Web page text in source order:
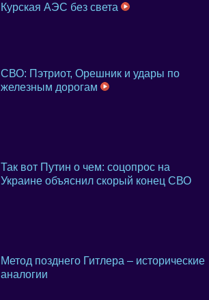
Курская АЭС без света
СВО: Пэтриот, Орешник и удары по
железным дорогам
Так вот Путин о чем: соцопрос на
Украине объяснил скорый конец СВО
Метод позднего Гитлера – исторические
аналогии